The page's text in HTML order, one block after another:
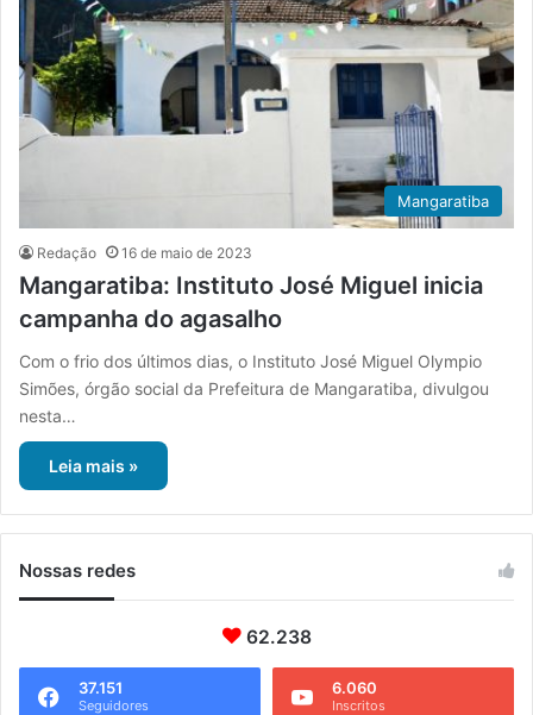
Mangaratiba
Redação 16 de maio de 2023
Mangaratiba: Instituto José Miguel inicia
campanha do agasalho
Com o frio dos últimos dias, o Instituto José Miguel Olympio
Simões, órgão social da Prefeitura de Mangaratiba, divulgou
nesta…
Leia mais »
Nossas redes
62.238
37.151
Seguidores
6.060
Inscritos